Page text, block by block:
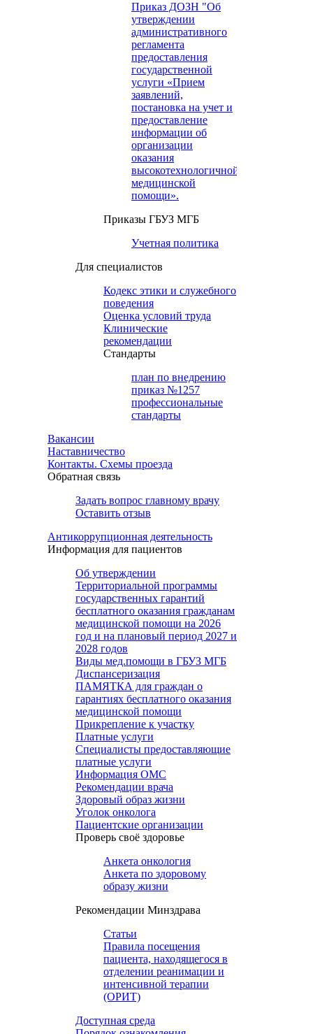
Приказ ДОЗН "Об
утверждении
административного
регламента
предоставления
государственной
услуги «Прием
заявлений,
постановка на учет и
предоставление
информации об
организации
оказания
высокотехнологичной
медицинской
помощи».
Приказы ГБУЗ МГБ
Учетная политика
Для специалистов
Кодекс этики и служебного
поведения
Оценка условий труда
Клинические
рекомендации
Cтандарты
план по внедрению
приказ №1257
профессиональные
стандарты
Вакансии
Наставничество
Контакты. Схемы проезда
Обратная связь
Задать вопрос главному врачу
Оставить отзыв
Антикоррупционная деятельность
Информация для пациентов
Об утверждении
Территориальной программы
государственных гарантий
бесплатного оказания гражданам
медицинской помощи на 2026
год и на плановый период 2027 и
2028 годов
Виды мед.помощи в ГБУЗ МГБ
Диспансеризация
ПАМЯТКА для граждан о
гарантиях бесплатного оказания
медицинской помощи
Прикрепление к участку
Платные услуги
Специалисты предоставляющие
платные услуги
Информация ОМС
Рекомендации врача
Здоровый образ жизни
Уголок онколога
Пациентские организации
Проверь своё здоровье
Анкета онкология
Анкета по здоровому
образу жизни
Рекомендации Минздрава
Статьи
Правила посещения
пациента, находящегося в
отделении реанимации и
интенсивной терапии
(ОРИТ)
Доступная среда